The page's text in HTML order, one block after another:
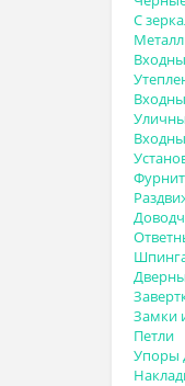
С
Замки
Петли
Упоры